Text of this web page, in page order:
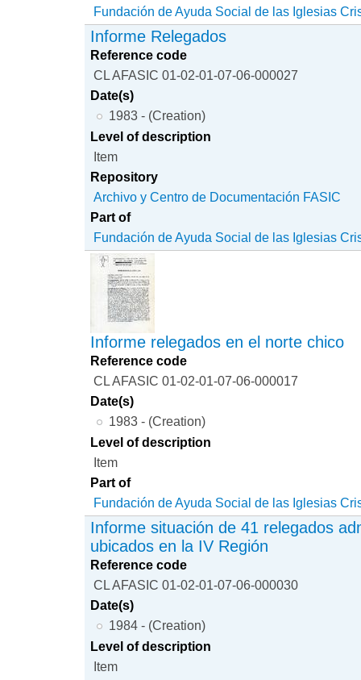
Fundación de Ayuda Social de las Iglesias
Informe Relegados
Reference code
CL AFASIC 01-02-01-07-06-000027
Date(s)
1983 - (Creation)
Level of description
Item
Repository
Archivo y Centro de Documentación FASIC
Part of
Fundación de Ayuda Social de las Iglesias
Informe relegados en el norte chico
Reference code
CL AFASIC 01-02-01-07-06-000017
Date(s)
1983 - (Creation)
Level of description
Item
Part of
Fundación de Ayuda Social de las Iglesias
Informe situación de 41 relegados
ubicados en la IV Región
Reference code
CL AFASIC 01-02-01-07-06-000030
Date(s)
1984 - (Creation)
Level of description
Item